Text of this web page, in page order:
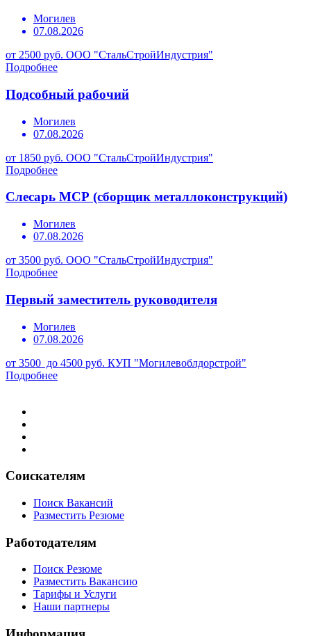
Могилев
07.08.2026
от 2500 руб. ООО "СтальСтройИндустрия"
Подробнее
Подсобный рабочий
Могилев
07.08.2026
от 1850 руб. ООО "СтальСтройИндустрия"
Подробнее
Слесарь МСР (сборщик металлоконструкций)
Могилев
07.08.2026
от 3500 руб. ООО "СтальСтройИндустрия"
Подробнее
Первый заместитель руководителя
Могилев
07.08.2026
от 3500 до 4500 руб. КУП "Могилевоблдорстрой"
Подробнее
Соискателям
Поиск Вакансий
Разместить Резюме
Работодателям
Поиск Резюме
Разместить Вакансию
Тарифы и Услуги
Наши партнеры